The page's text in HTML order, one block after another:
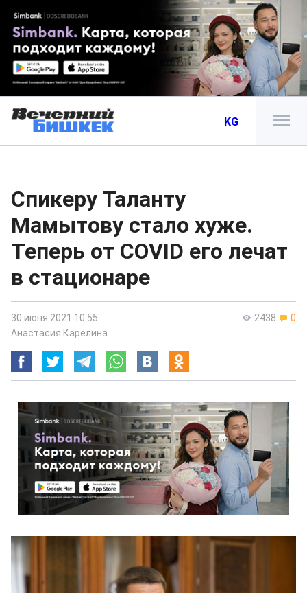
KG
Спикеру Таланту
Мамытову стало хуже.
Теперь от COVID его лечат
в стационаре
2438 0
30 июня 2021 10:55
Анастасия Карелина